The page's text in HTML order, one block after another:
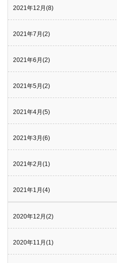
2021年12月(8)
2021年7月(2)
2021年6月(2)
2021年5月(2)
2021年4月(5)
2021年3月(6)
2021年2月(1)
2021年1月(4)
2020年12月(2)
2020年11月(1)